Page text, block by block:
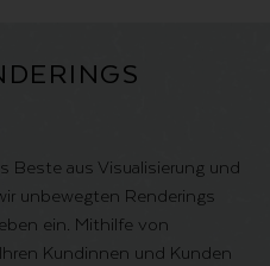
Beste aus Visualisierung und
unbewegten Renderings
ein. Mithilfe von
Kundinnen und Kunden